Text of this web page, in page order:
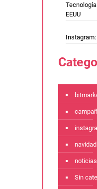
EEUU
navidad
noticias
Sin